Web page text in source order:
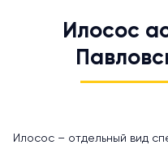
Илосос
Илосос – отдельный вид